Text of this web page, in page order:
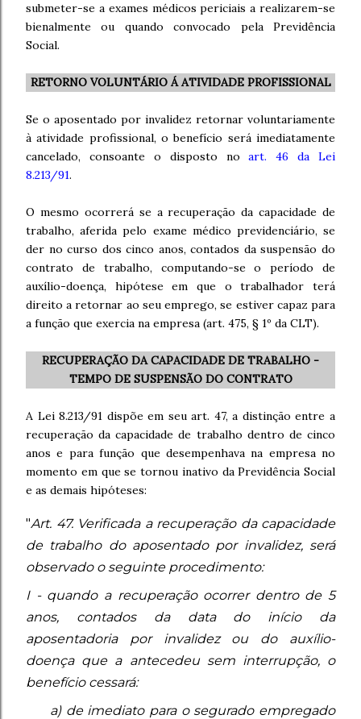
submeter-se a exames médicos periciais a realizarem-se
bienalmente ou quando convocado pela Previdência
Social.
RETORNO VOLUNTÁRIO Á ATIVIDADE PROFISSIONAL
Se o aposentado por invalidez retornar voluntariamente
à atividade profissional, o benefício será imediatamente
cancelado, consoante o disposto noart. 46 da Lei
8.213/91.
O mesmo ocorrerá se a recuperação da capacidade de
trabalho, aferida pelo exame médico previdenciário, se
der no curso dos cinco anos, contados da suspensão do
contrato de trabalho, computando-se o período de
auxílio-doença, hipótese em que o trabalhador terá
direito a retornar ao seu emprego, se estiver capaz para
a função que exercia na empresa (art. 475, § 1º da CLT).
RECUPERAÇÃO DA CAPACIDADE DE TRABALHO -
TEMPO DE SUSPENSÃO DO CONTRATO
A Lei 8.213/91 dispõe em seu art. 47, a distinção entre a
recuperação da capacidade de trabalho dentro de cinco
anos e para função que desempenhava na empresa no
momento em que se tornou inativo da Previdência Social
e as demais hipóteses:
"Art. 47. Verificada a recuperação da capacidade
de trabalho do aposentado por invalidez, será
observado o seguinte procedimento:
I - quando a recuperação ocorrer dentro de 5
anos, contados da data do início da
aposentadoria por invalidez ou do auxílio-
doença que a antecedeu sem interrupção, o
benefício cessará:
a) de imediato para o segurado empregado